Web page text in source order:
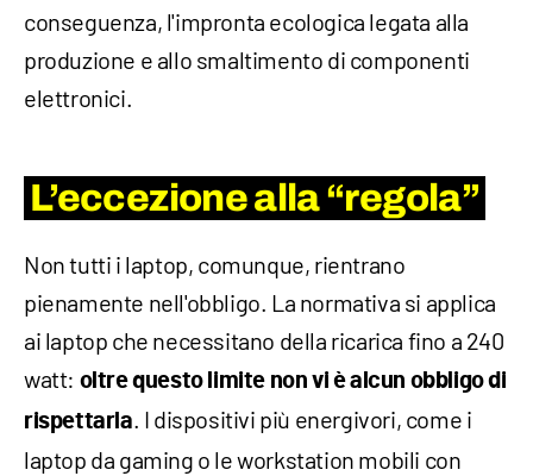
conseguenza, l'impronta ecologica legata alla
produzione e allo smaltimento di componenti
elettronici.
L’eccezione alla “regola”
Non tutti i laptop, comunque, rientrano
pienamente nell'obbligo. La normativa si applica
ai laptop che necessitano della ricarica fino a 240
watt: oltre questo limite non vi è alcun obbligo di
rispettarla. I dispositivi più energivori, come i
laptop da gaming o le workstation mobili con